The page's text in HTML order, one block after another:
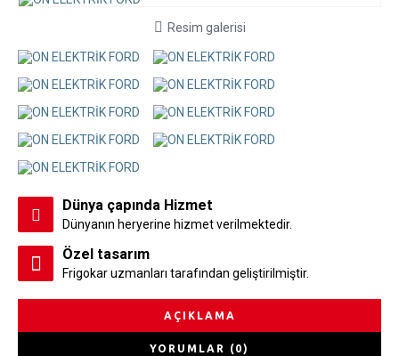
Resim galerisi
Dünya çapında Hizmet
Dünyanın heryerine hizmet verilmektedir.
Özel tasarım
Frigokar uzmanları tarafından geliştirilmiştir.
AÇIKLAMA
YORUMLAR (0)